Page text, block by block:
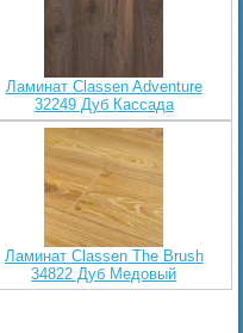
Ламинат Classen Adventure
32249 Дуб Кассада
Ламинат Classen The Brush
34822 Дуб Медовый